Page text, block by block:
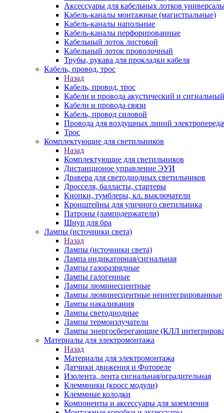
Аксессуары для кабельных лотков
Кабель-каналы монтажные (магистральные)
Кабель-каналы напольные
Кабель-каналы перфорированные
Кабельный лоток листовой
Кабельный лоток проволочный
Трубы, рукава для прокладки кабеля
Кабель, провод, трос
Назад
Кабель, провод, трос
Кабели и провода акустический и сигнальный
Кабели и провода связи
Кабель, провод силовой
Провода для воздушных линий
Трос
Комплектующие для светильников
Назад
Комплектующие для светильников
Дистанционое управление ЭУИ
Дравера для светодиодных светильников
Дросселя, балласты, стартеры
Кнопки, тумблеры, кл. выключатели
Кронштейны для уличного светильника
Патроны (ламподержатели)
Шнур для бра
Лампы (источники света)
Назад
Лампы (источники света)
Лампа индикаторная/сигнальная
Лампы газоразрядные
Лампы галогенные
Лампы люминесцентные
Лампы люминесцентные неинтегрированные
Лампы накаливания
Лампы светодиодные
Лампы термоизлучатели
Лампы энергосберегающие (КЛЛ
Материалы для электромонтажа
Назад
Материалы для электромонтажа
Датчики движения и Фотореле
Изолента, лента сигнальная/оградительная
Клеммники (кросс модули)
Клеммные колодки
Компоненты и аксессуары для заземления